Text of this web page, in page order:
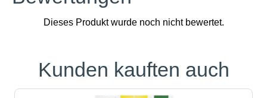
Produktgalerie überspringen
Kunden kauften auch